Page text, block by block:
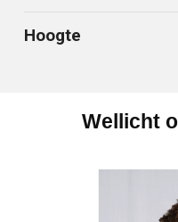
Hoogte
Wellicht